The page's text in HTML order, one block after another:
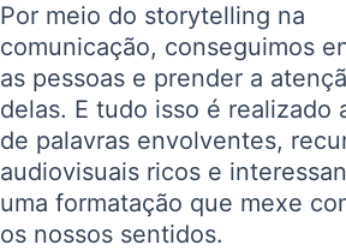
Por meio do storytelling na
comunicação, conseguimos
as pessoas e prender a
delas. E tudo isso é realizado
de palavras envolventes,
audiovisuais ricos e
uma formatação que mexe
os nossos sentidos.